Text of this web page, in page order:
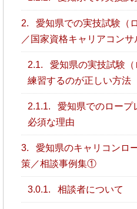
2.
愛知県での実技試験（
／国家資格キャリアコンサ
2.1.
愛知県の実技試験
練習するのが正しい方法
2.1.1.
愛知県でのロープ
必須な理由
3.
愛知県のキャリコンロ
策／相談事例集①
3.0.1. 相談者について